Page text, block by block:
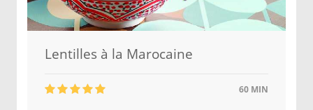
Lentilles à la Marocaine
60 MIN